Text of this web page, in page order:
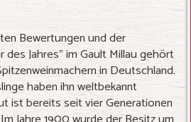
Bewertungen und der
des Jahres" im Gault Millau gehört
in Deutschland.
haben ihn weltbekannt
ist bereits seit vier Generationen